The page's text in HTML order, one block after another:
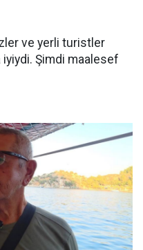
ve yerli turistler
iyiydi. Şimdi maalesef